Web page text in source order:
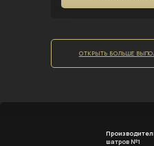
ОТКРЫТЬ БОЛЬШЕ
шатров №1